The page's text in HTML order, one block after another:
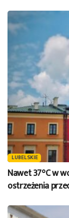
LUBELSKIE
Nawet 37°C w
ostrzeżenia